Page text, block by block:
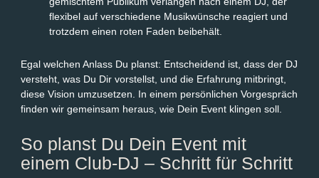
flexibel auf verschiedene Musikwünsche reagiert und
trotzdem einen roten Faden beibehält.
Egal welchen Anlass Du planst: Entscheidend ist, dass der DJ
versteht, was Du Dir vorstellst, und die Erfahrung mitbringt,
diese Vision umzusetzen. In einem persönlichen Vorgespräch
finden wir gemeinsam heraus, wie Dein Event klingen soll.
So planst Du Dein Event mit
einem Club-DJ – Schritt für Schritt